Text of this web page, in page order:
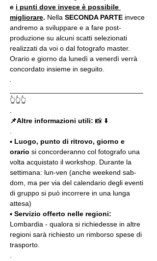
e i punti dove invece è possibile
migliorare. Nella SECONDA PARTE invece
andremo a sviluppare e a fare post-
produzione su alcuni scatti selezionati
realizzati da voi o dal fotografo master.
Orario e giorno da lunedì a venerdì verrà
concordato insieme in seguito.
👆👆👆
📌Altre informazioni utili: 📸 ⬇️
▪️ Luogo, punto di ritrovo, giorno e
orario si concorderanno col fotografo una
volta acquistato il workshop. Durante la
settimana: lun-ven (anche weekend sab-
dom, ma per via del calendario degli eventi
di gruppo si può incorrere in una lunga
attesa)
▪️ Servizio offerto nelle regioni:
Lombardia - qualora si richiedesse in altre
regioni sarà richiesto un rimborso spese di
trasporto.